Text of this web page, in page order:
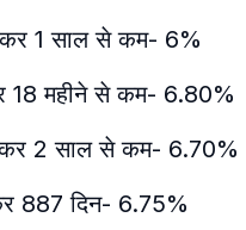
1 साल से कम- 6%
18 महीने से कम- 6.80%
2 साल से कम- 6.70%
887 दिन- 6.75%